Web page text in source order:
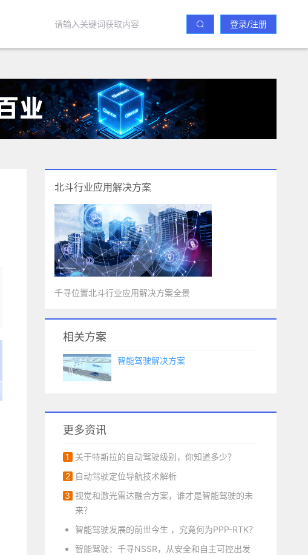
登录/注册
北斗行业应用解决方案
千寻位置北斗行业应用解决方案全景
相关方案
智能驾驶解决方案
更多资讯
1
关于特斯拉的自动驾驶级别，你知道多少？
2
自动驾驶定位导航技术解析
3 视觉和激光雷达融合方案，谁才是智能驾驶的未
来？
智能驾驶发展的前世今生 ，究竟何为PPP-RTK？
智能驾驶：千寻NSSR，从安全和自主可控出发